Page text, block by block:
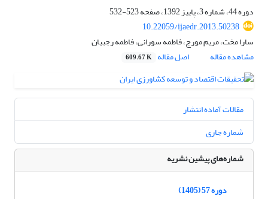
دوره 44، شماره 3، پاییز 1392، صفحه
523-532
10.22059/ijaedr.2013.50238
سارا مخت، مریم مورج، فاطمه سورانی، فاطمه رجبیان
مشاهده مقاله
اصل مقاله 609.67 K
مقالات آماده انتشار
شماره جاری
شماره‌های پیشین نشریه
دوره 57 (1405)